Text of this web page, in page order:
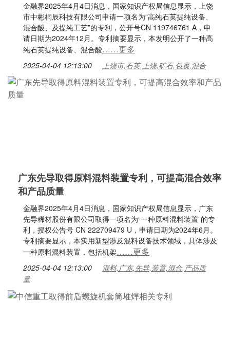
金融界2025年4月4日消息，国家知识产权局信息显示，上饶
市中彬桐辰科技有限公司申请一项名为“高纯石英提纯设备、
混合酸、及提纯工艺”的专利，公开号CN 119746761 A，申
请日期为2024年12月。专利摘要显示，本发明公开了一种高
纯石英提纯设备、混合酸……更多
2025-04-04 12:13:00 上饶市,石英,上饶,矿石,包裹,混合
广东先导取得原料混料装置专利，可提高混合效率
和产品质量
金融界2025年4月4日消息，国家知识产权局信息显示，广东
先导稀材股份有限公司取得一项名为“一种原料混料装置”的专
利，授权公告号 CN 222709479 U，申请日期为2024年6月。
专利摘要显示，本实用新型涉及混料设备技术领域，具体涉及
一种原料混料装置，包括机架……更多
2025-04-04 12:13:00
混料,广东,先导,装置,混合,产品质
量